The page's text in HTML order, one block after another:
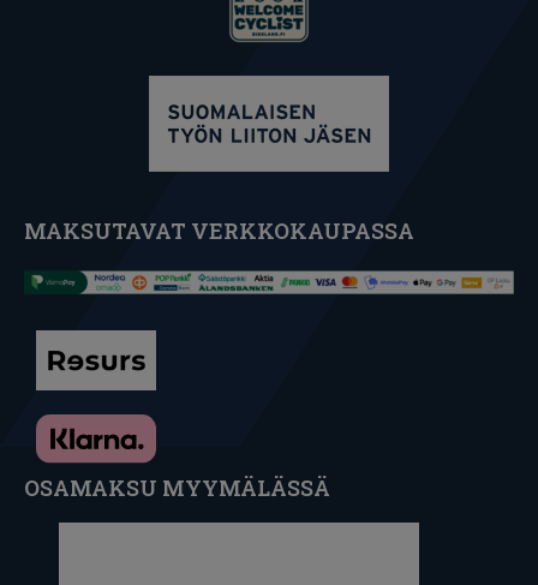
MAKSUTAVAT VERKKOKAUPASSA
OSAMAKSU MYYMÄLÄSSÄ